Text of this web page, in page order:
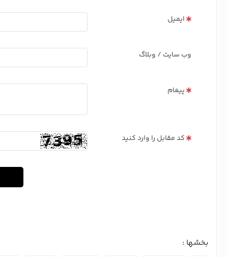
ایمیل
وب سایت / وبلاگ
پیغام
کد مقابل را وارد کنید
بخشها :